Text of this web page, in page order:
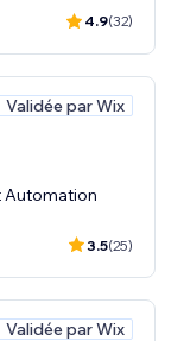
4.9(32)
Validée par Wix
Automation
3.5(25)
Validée par Wix